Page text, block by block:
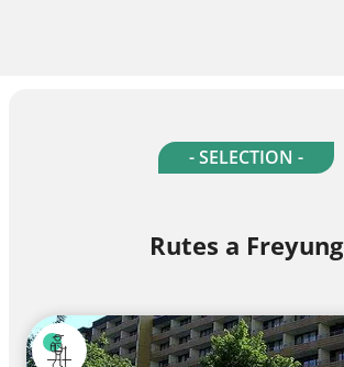
- SELECTION -
Rutes a Freyung